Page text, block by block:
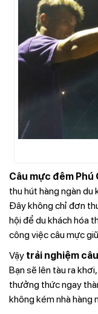
Câu mực đêm Phú
thu hút hàng ngàn du
Đây không chỉ đơn
hội để du khách hóa
công việc câu mực
Vậy trải nghiệm
Bạn sẽ lên tàu ra
thưởng thức ngay
không kém nhà hàng